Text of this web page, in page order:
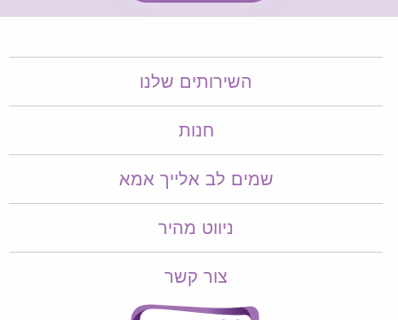
השירותים שלנו
חנות
שמים לב אלייך אמא​​
ניווט מהיר
צור קשר